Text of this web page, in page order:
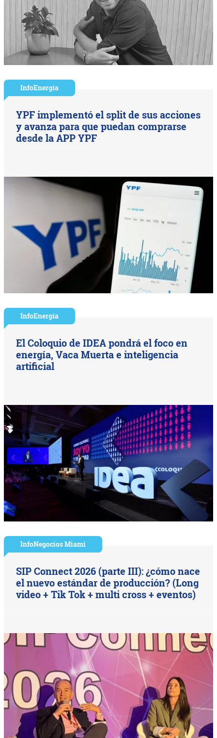
InfoEnergía
YPF implementó el split de sus acciones
y avanza para que puedan comprarse
desde la APP YPF
InfoEnergía
El Coloquio de IDEA pondrá el foco en
energía, Vaca Muerta e inteligencia
artificial
InfoNegocios Miami
SIP Connect 2026 (parte III): ¿cómo nace
el nuevo estándar de producción? (Long
video + Tik Tok + multi cross + eventos)